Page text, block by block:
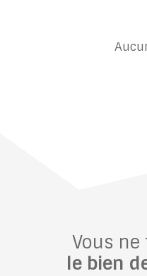
Vous
le bien